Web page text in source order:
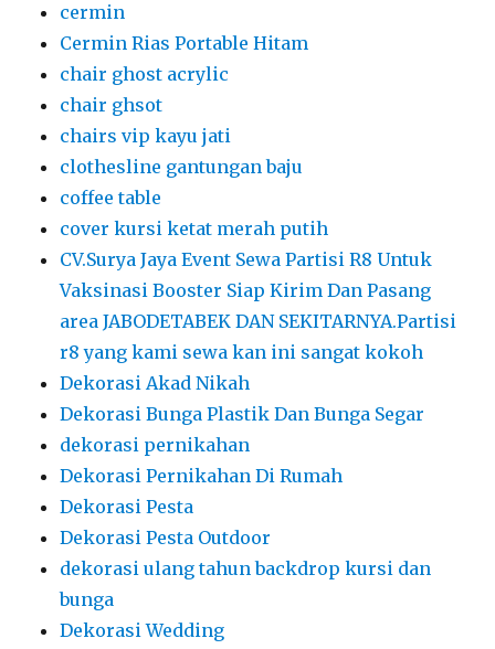
cermin
Cermin Rias Portable Hitam
chair ghost acrylic
chair ghsot
chairs vip kayu jati
clothesline gantungan baju
coffee table
cover kursi ketat merah putih
CV.Surya Jaya Event Sewa Partisi R8 Untuk
Vaksinasi Booster Siap Kirim Dan Pasang
area JABODETABEK DAN SEKITARNYA.Partisi
r8 yang kami sewa kan ini sangat kokoh
Dekorasi Akad Nikah
Dekorasi Bunga Plastik Dan Bunga Segar
dekorasi pernikahan
Dekorasi Pernikahan Di Rumah
Dekorasi Pesta
Dekorasi Pesta Outdoor
dekorasi ulang tahun backdrop kursi dan
bunga
Dekorasi Wedding